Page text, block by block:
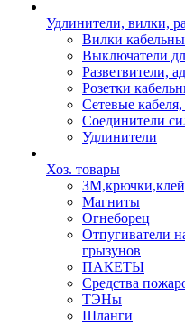
Удлинители, вилки,
Вилки
Выключатели
Разветвители,
Розетки
Сетевые
Соединители
Удлинители
Хоз. товары
Магниты
Огнеборец
Отпугиватели
грызунов
ПАКЕТЫ
Средства
ТЭНы
Шланги